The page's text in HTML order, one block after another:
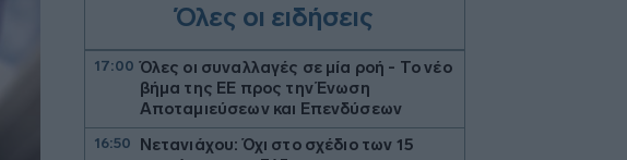
Όλες οι ειδήσεις
17:00 Όλες οι συναλλαγές σε μία ροή - Το νέο
βήμα της ΕΕ προς την Ένωση
Αποταμιεύσεων και Επενδύσεων
16:50
Νετανιάχου: Όχι στο σχέδιο των 15